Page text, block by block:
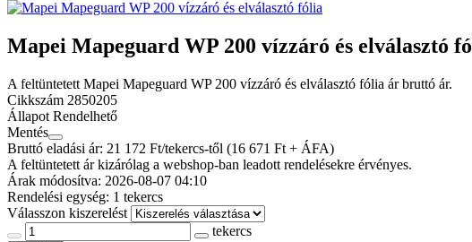
Mapei Mapeguard WP 200 vízzáró és elválasztó
A feltüntetett Mapei Mapeguard WP 200 vízzáró és elválasztó fólia ár bruttó ár.
Cikkszám 2850205
Állapot Rendelhető
Mentés
Bruttó eladási ár: 21 172 Ft/tekercs-től (16 671 Ft + ÁFA)
A feltüntetett ár kizárólag a webshop-ban leadott rendelésekre érvényes.
Árak módosítva: 2026-08-07 04:10
Rendelési egység: 1 tekercs
Válasszon kiszerelést
tekercs